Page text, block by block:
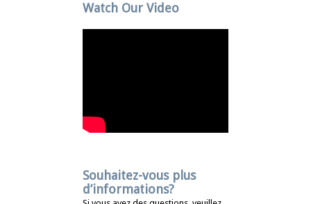
Watch Our Video
Souhaitez-vous plus
d’informations?